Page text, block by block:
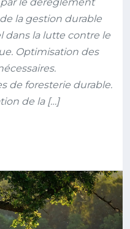
la gestion durable
dans la lutte contre le
Optimisation des
de foresterie durable.
de la […]